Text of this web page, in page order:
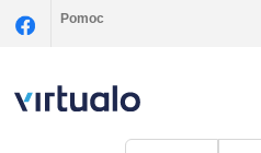
Pomoc